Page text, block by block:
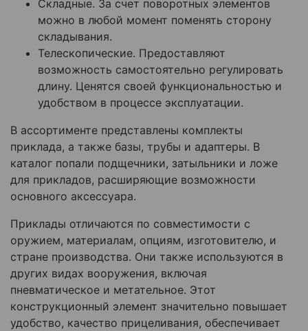
Складные. За счет поворотных элементов
можно в любой момент поменять сторону
складывания.
Телескопические. Предоставляют
возможность самостоятельно регулировать
длину. Ценятся своей функциональностью и
удобством в процессе эксплуатации.
В ассортименте представлены комплекты
приклада, а также базы, трубы и адаптеры. В
каталог попали подщечники, затыльники и ложе
для прикладов, расширяющие возможности
основного аксессуара.
Приклады отличаются по совместимости с
оружием, материалам, опциям, изготовителю, и
стране производства. Они также используются в
других видах вооружения, включая
пневматическое и метательное. Этот
конструкционный элемент значительно повышает
удобство, качество прицеливания, обеспечивает